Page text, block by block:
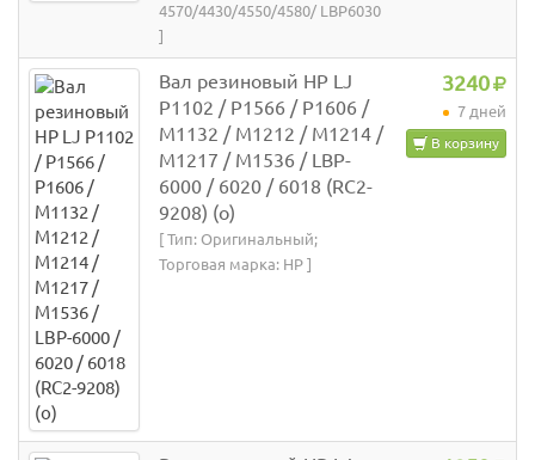
4570/4430/4550/4580/ LBP6030
]
Вал резиновый НР LJ
P1102 / P1566 / P1606 /
M1132 / M1212 / M1214 /
M1217 / M1536 / LBP-
6000 / 6020 / 6018 (RC2-
9208) (o)
[ Тип: Оригинальный;
Торговая марка: HP ]
3240
7 дней
В корзину